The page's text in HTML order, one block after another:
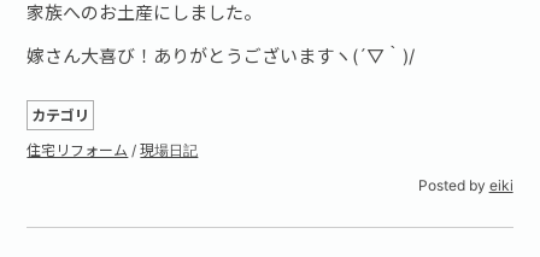
家族へのお土産にしました。
嫁さん大喜び！ありがとうございますヽ(´▽｀)/
カテゴリ
住宅リフォーム /現場日記
Posted by eiki